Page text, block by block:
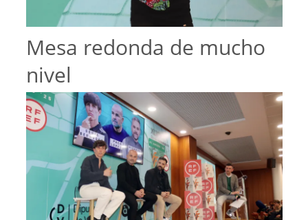
Mesa redonda de mucho
nivel